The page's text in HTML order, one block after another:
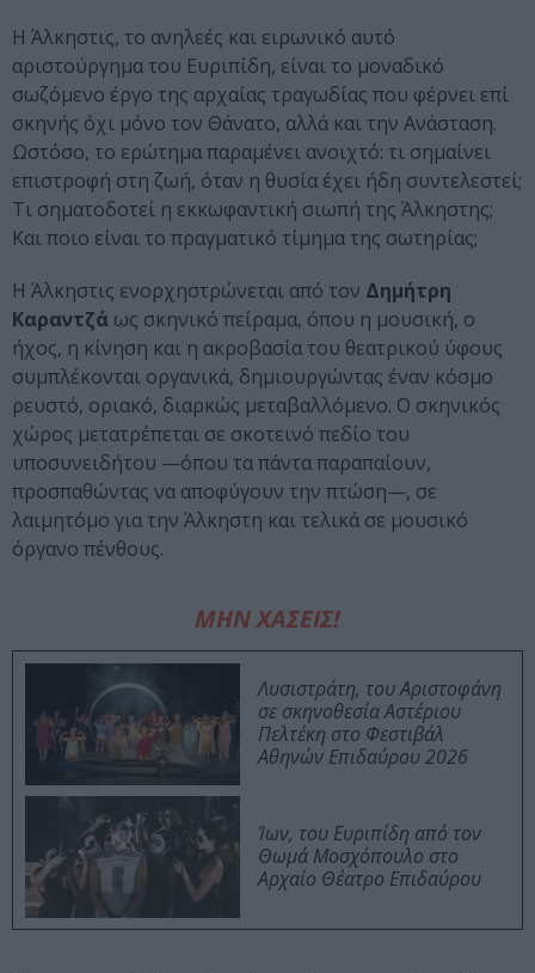
Η Άλκηστις, το ανηλεές και ειρωνικό αυτό
αριστούργημα του Ευριπίδη, είναι το μοναδικό
σωζόμενο έργο της αρχαίας τραγωδίας που φέρνει επί
σκηνής όχι μόνο τον Θάνατο, αλλά και την Ανάσταση.
Ωστόσο, το ερώτημα παραμένει ανοιχτό: τι σημαίνει
επιστροφή στη ζωή, όταν η θυσία έχει ήδη συντελεστεί;
Τι σηματοδοτεί η εκκωφαντική σιωπή της Άλκηστης;
Και ποιο είναι το πραγματικό τίμημα της σωτηρίας;
Η Άλκηστις ενορχηστρώνεται από τον Δημήτρη
Καραντζά ως σκηνικό πείραμα, όπου η μουσική, ο
ήχος, η κίνηση και η ακροβασία του θεατρικού ύφους
συμπλέκονται οργανικά, δημιουργώντας έναν κόσμο
ρευστό, οριακό, διαρκώς μεταβαλλόμενο. Ο σκηνικός
χώρος μετατρέπεται σε σκοτεινό πεδίο του
υποσυνειδήτου —όπου τα πάντα παραπαίουν,
προσπαθώντας να αποφύγουν την πτώση—, σε
λαιμητόμο για την Άλκηστη και τελικά σε μουσικό
όργανο πένθους.
ΜΗΝ ΧΑΣΕΙΣ!
Λυσιστράτη, του Αριστοφάνη
σε σκηνοθεσία Αστέριου
Πελτέκη στο Φεστιβάλ
Αθηνών Επιδαύρου 2026
Ίων, του Ευριπίδη από τον
Θωμά Μοσχόπουλο στο
Αρχαίο Θέατρο Επιδαύρου